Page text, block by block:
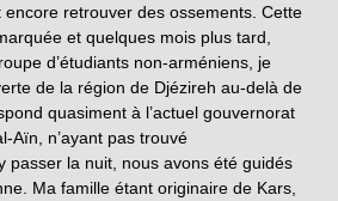
encore retrouver des ossements. Cette
et quelques mois plus tard,
d’étudiants non-arméniens, je
de la région de Djézireh au-delà de
quasiment à l’actuel gouvernorat
Aïn, n’ayant pas trouvé
passer la nuit, nous avons été guidés
Ma famille étant originaire de Kars,